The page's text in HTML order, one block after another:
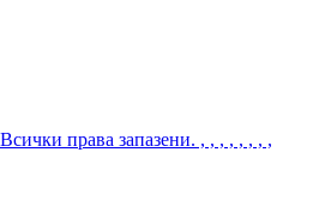
права запазени. , , , , , , , ,